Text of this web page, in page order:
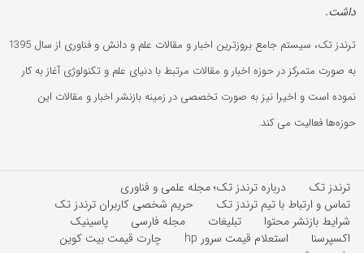
داشت.
ترندز تک، سیستم جامع بروزترین اخبار و مقالات علم و دانش و فناوری از سال 1395
به صورت متمرکز در حوزه اخبار و مقالات مرتبط با دنیای علم و تکنولوژی آغاز به کار
نموده است و اخیرا نیز به صورت تخصصی در زمینه بازنشر اخبار و مقالات این
حوزه‌ها فعالیت می کند.
ترندز تک
درباره ترندز تک؛ مجله علمی و فناوری
تماس و ارتباط با تیم ترندز تک
حریم شخصی کاربران ترندز تک
شرایط بازنشر محتوا
تبلیغات مجله فارسی
پاسینیک
اکسپرسنا
استعلام قیمت سرور hp
چارت قیمت بیت کوین